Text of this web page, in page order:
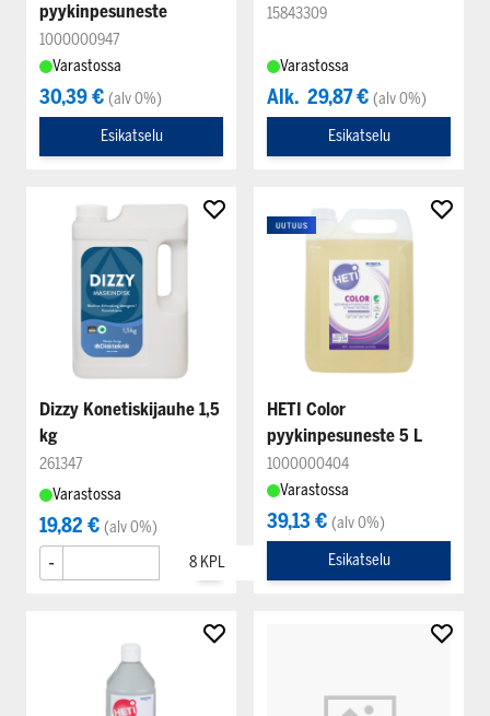
pyykinpesuneste
1000000947
Varastossa
30,39 € (alv 0%)
Esikatselu
15843309
Varastossa
Alk. 29,87 € (alv 0%)
Esikatselu
Dizzy Konetiskijauhe 1,5
kg
261347
Varastossa
19,82 € (alv 0%)
-
HETI Color
pyykinpesuneste 5 L
1000000404
Varastossa
39,13 € (alv 0%)
Esikatselu